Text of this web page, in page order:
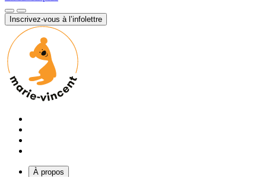
Inscrivez-vous à l’infolettre
À propos